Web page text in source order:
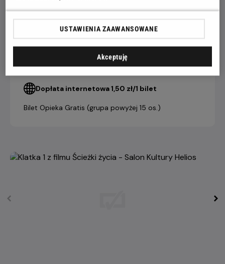
bilet
indywidualny
osób)
21,90 ZŁ
Dopłata internetowa 1,50 zł/1 bilet
Bilet Opieka Gratis (grupa powyżej 15 os.)
USTAWIENIA ZAAWANSOWANE
Akceptuję